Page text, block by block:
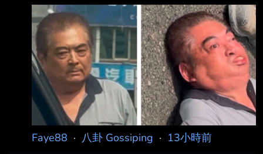
明 恐怖過程曝光校方回應 4.完整新聞內文: 台中
市某國中5日發生一起嚴重校園暴力，一名34歲
的代理老師，在上生物課時因見到特 教生隨意
走動，她隨即出聲制止，結果該名特教生氣得折
斷掃把攻擊，接著再度刺向女老 師右眼，由於
是尖銳物品攻擊眼球，女老師當場噴血相當嚴
重，甚至恐有失明之虞，對此 ，校方7日回應，
將全力提供必要協助，並將學生暫時停課。 據
了解，女老師為代理老師，2年前轉到該所國中
Faye88 · 八卦 Gossiping · 13小時前